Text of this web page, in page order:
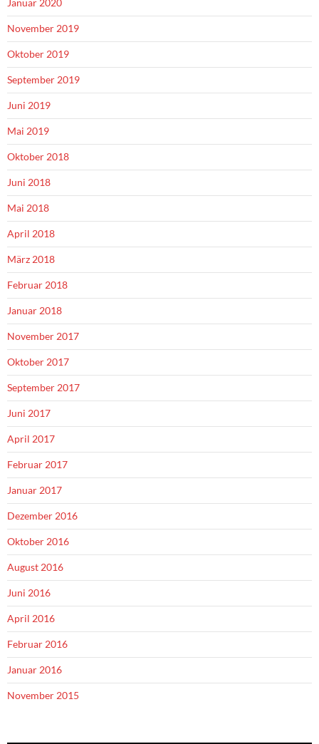
Januar 2020
November 2019
Oktober 2019
September 2019
Juni 2019
Mai 2019
Oktober 2018
Juni 2018
Mai 2018
April 2018
März 2018
Februar 2018
Januar 2018
November 2017
Oktober 2017
September 2017
Juni 2017
April 2017
Februar 2017
Januar 2017
Dezember 2016
Oktober 2016
August 2016
Juni 2016
April 2016
Februar 2016
Januar 2016
November 2015